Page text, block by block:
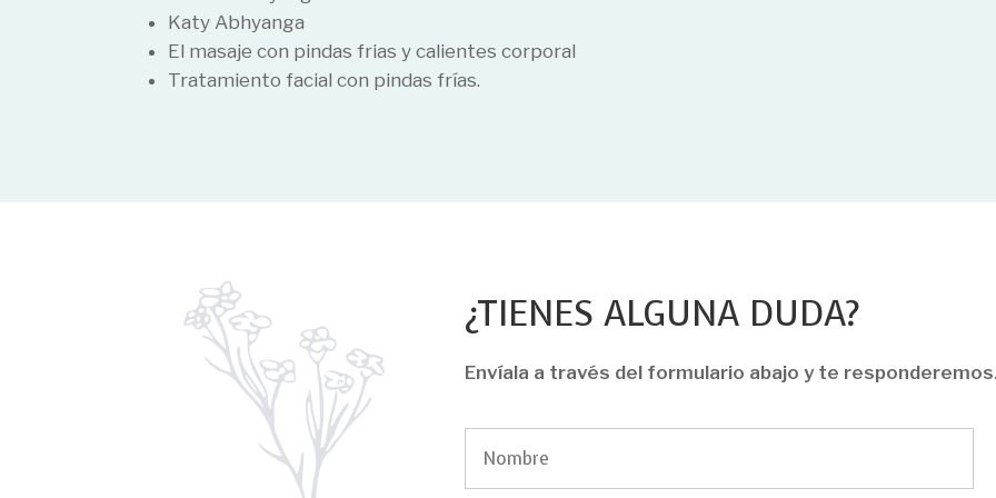
Katy Abhyanga
El masaje con pindas frias y calientes corporal
Tratamiento facial con pindas frías.
¿TIENES ALGUNA DUDA?
Envíala a través del formulario abajo y te